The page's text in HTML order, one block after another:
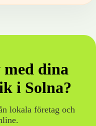
dina
i Solna?
lokala företag och